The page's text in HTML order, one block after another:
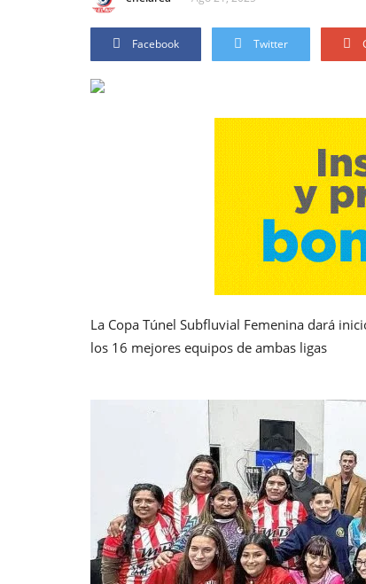
Facebook Twitter
La Copa Túnel Subfluvial Femenina dará
los 16 mejores equipos de ambas ligas